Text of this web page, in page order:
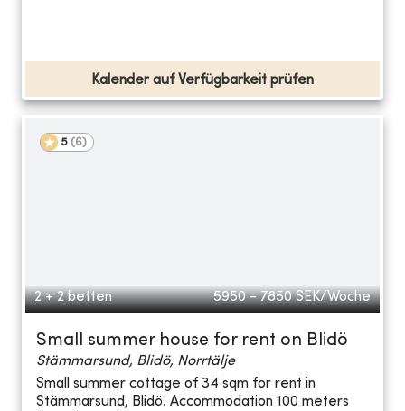
Kalender auf Verfügbarkeit prüfen
5 (6)
2 + 2 betten 5950 - 7850 SEK/Woche
Small summer house for rent on Blidö
Stämmarsund, Blidö, Norrtälje
Small summer cottage of 34 sqm for rent in
Stämmarsund, Blidö. Accommodation 100 meters